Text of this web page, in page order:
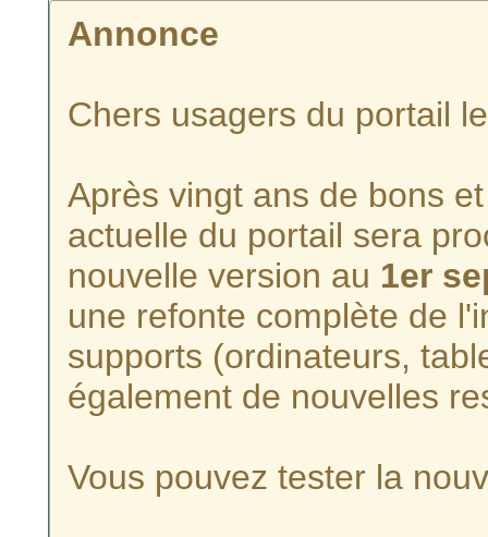
Annonce
Chers usagers du portail
Après vingt ans de bons
actuelle du portail sera
nouvelle version au 1er
une refonte complète de
supports (ordinateurs,
également de nouvelles
Vous pouvez tester la